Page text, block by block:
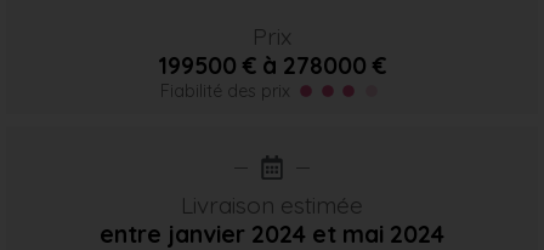
Prix
199500 € à 278000 €
Fiabilité des prix
Livraison estimée
entre janvier 2024 et mai 2024